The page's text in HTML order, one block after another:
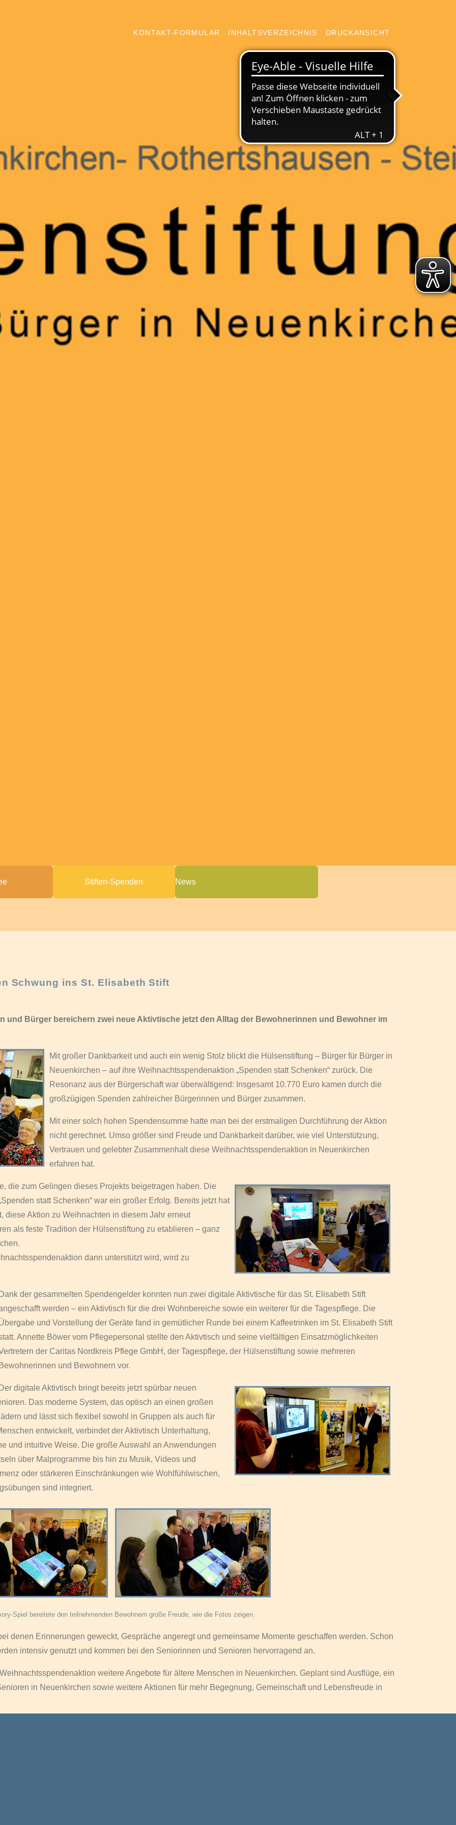
KONTAKT-FORMULAR INHALTSVERZEICHNIS DRUCKANSICHT
Stiften-Spenden News
Schwung ins St. Elisabeth Stift
und Bürger bereichern zwei neue Aktivtische jetzt den Alltag der Bewohnerinnen und Bewohner im
Mit großer Dankbarkeit und auch ein wenig Stolz blickt die Hülsenstiftung – Bürger für Bürger in
Neuenkirchen – auf ihre Weihnachtsspendenaktion „Spenden statt Schenken“ zurück. Die
Resonanz aus der Bürgerschaft war überwältigend: Insgesamt 10.770 Euro kamen durch die
großzügigen Spenden zahlreicher Bürgerinnen und Bürger zusammen.
Mit einer solch hohen Spendensumme hatte man bei der erstmaligen Durchführung der Aktion
nicht gerechnet. Umso größer sind Freude und Dankbarkeit darüber, wie viel Unterstützung,
Vertrauen und gelebter Zusammenhalt diese Weihnachtsspendenaktion in Neuenkirchen
erfahren hat.
die zum Gelingen dieses Projekts beigetragen haben. Die
statt Schenken“ war ein großer Erfolg. Bereits jetzt hat
diese Aktion zu Weihnachten in diesem Jahr erneut
als feste Tradition der Hülsenstiftung zu etablieren – ganz
dann unterstützt wird, wird zu
Dank der gesammelten Spendengelder konnten nun zwei digitale Aktivtische für das St. Elisabeth Stift
werden – ein Aktivtisch für die drei Wohnbereiche sowie ein weiterer für die Tagespflege. Die
und Vorstellung der Geräte fand in gemütlicher Runde bei einem Kaffeetrinken im St. Elisabeth Stift
Annette Böwer vom Pflegepersonal stellte den Aktivtisch und seine vielfältigen Einsatzmöglichkeiten
der Caritas Nordkreis Pflege GmbH, der Tagespflege, der Hülsenstiftung sowie mehreren
Bewohnerinnen und Bewohnern vor.
Der digitale Aktivtisch bringt bereits jetzt spürbar neuen
Das moderne System, das optisch an einen großen
und lässt sich flexibel sowohl in Gruppen als auch für
entwickelt, verbindet der Aktivtisch Unterhaltung,
und intuitive Weise. Die große Auswahl an Anwendungen
über Malprogramme bis hin zu Musik, Videos und
oder stärkeren Einschränkungen wie Wohlfühlwischen,
sind integriert.
Spiel bereitete den teilnehmenden Bewohnern große Freude, wie die Fotos zeigen.
denen Erinnerungen geweckt, Gespräche angeregt und gemeinsame Momente geschaffen werden. Schon
intensiv genutzt und kommen bei den Seniorinnen und Senioren hervorragend an.
weitere Angebote für ältere Menschen in Neuenkirchen. Geplant sind Ausflüge, ein
in Neuenkirchen sowie weitere Aktionen für mehr Begegnung, Gemeinschaft und Lebensfreude in